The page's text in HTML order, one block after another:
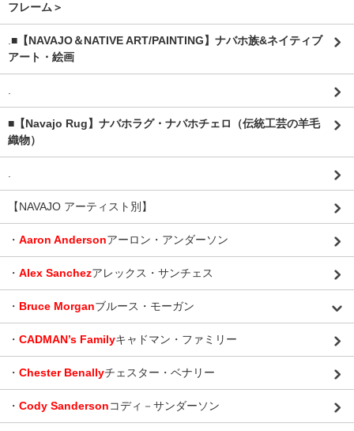
フレーム＞
.■【NAVAJO＆NATIVE ART/PAINTING】ナバホ族&ネイティブ
アート・絵画
.
■【Navajo Rug】ナバホラグ・ナバホチェロ（伝統工芸の羊毛
織物）
.
【NAVAJO アーティスト別】
・ Aaron Andersonアーロン・アンダーソン
・ Alex Sanchezアレックス・サンチェス
・ Bruce Morganブルース・モーガン
・ CADMAN’s Familyキャドマン・ファミリー
・ Chester Benallyチェスター・ベナリー
・ Cody Sandersonコディ－サンダーソン